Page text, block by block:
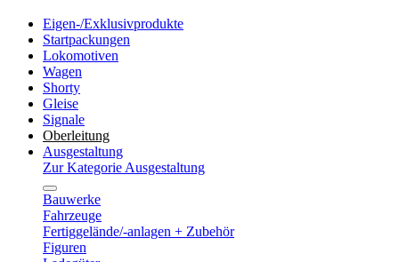
Eigen-/Exklusivprodukte
Startpackungen
Lokomotiven
Wagen
Shorty
Gleise
Signale
Oberleitung
Ausgestaltung
Zur Kategorie Ausgestaltung
Bauwerke
Fahrzeuge
Fertiggelände/-anlagen + Zubehör
Figuren